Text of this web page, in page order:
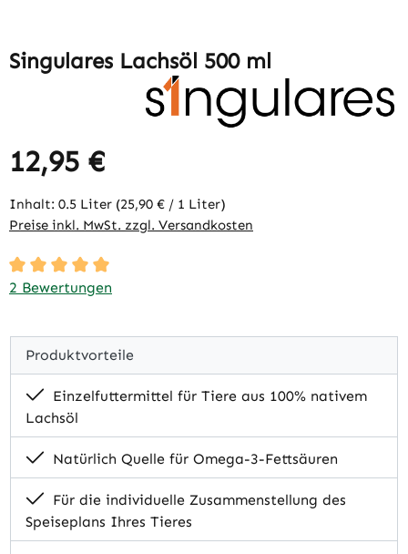
Singulares Lachsöl 500 ml
Regulärer Preis:
12,95 €
Inhalt: 0.5 Liter (25,90 € / 1 Liter)
Preise inkl. MwSt. zzgl. Versandkosten
Durchschnittliche Bewertung von 5 von 5 Sternen
2 Bewertungen
Produktvorteile
Einzelfuttermittel für Tiere aus 100% nativem
Lachsöl
Natürlich Quelle für Omega-3-Fettsäuren
Für die individuelle Zusammenstellung des
Speiseplans Ihres Tieres